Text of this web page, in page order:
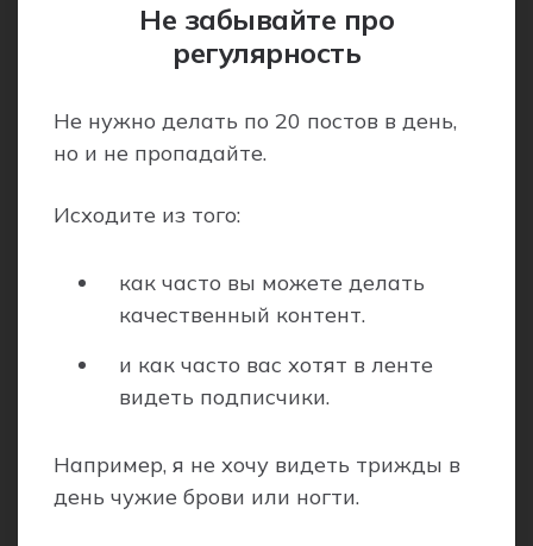
Не забывайте про
регулярность
Не нужно делать по 20 постов в день,
но и не пропадайте.
Исходите из того:
как часто вы можете делать
качественный контент.
и как часто вас хотят в ленте
видеть подписчики.
Например, я не хочу видеть трижды в
день чужие брови или ногти.